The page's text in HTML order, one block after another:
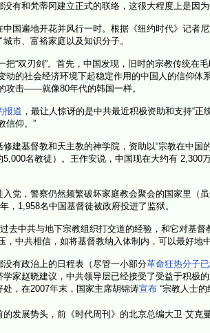
有和梵蒂冈建立正式的联络，这很大程度上是因为
国遍地开花并风行一时。根据《纽约时代》记者
市、富裕家庭以及知识分子。
把“双刃剑”。首先，中国发现，旧时的宗教传统在
动的社会经济环境下起稳定作用的中国人的信仰
攻击——就像80年代的韩国一样。
报道 ，最让人惊讶的是中共最近积极资助和支持“
信仰。”
建基督教和天主教的神学院，资助以“宗教在中
名教徒）。王作安说，中国现在大约有 2,300
党，警察仍然频繁破坏家庭教会聚会的国家里 （
，1,958名中国基督徒被政府投进了监狱。
去中共与地下宗教组织打交道的经验，和它对基
，中共相信，如将基督教纳入体制内，可以最好地
有政治上的日程表（尽管一小部分革命狂热分子
家赵晓建议，中共领导层已经接受了受益于积极
，在2007年末，国家主席胡锦涛宣布 “宗教人士
发展势头，前《时代周刊》的北京总编大卫·艾克